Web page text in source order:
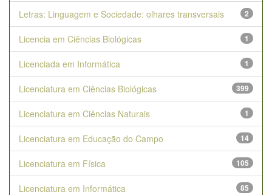
Letras: Linguagem e Sociedade: olhares transversais 2
Licencia em Ciências Biológicas 1
Licenciada em Informática 1
Licenciatura em Ciências Biológicas 399
Licenciatura em Ciências Naturais 1
Licenciatura em Educação do Campo 14
Licenciatura em Física 105
Licenciatura em Informática 85